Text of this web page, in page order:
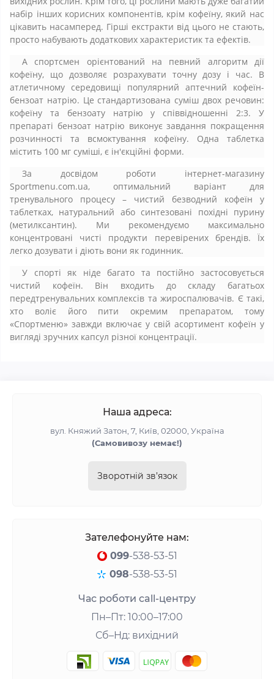
набір інших корисних компонентів, крім кофеїну, який нас
цікавить насамперед. Гірші екстракти від цього не стають,
просто набувають додаткових характеристик та ефектів.
А спортсмен орієнтований на певний алгоритм дії
кофеїну, що дозволяє розрахувати точну дозу і час. В
атлетичному середовищі популярний аптечний кофеїн-
бензоат натрію. Це стандартизована суміш двох речовин:
кофеїну та бензоату натрію у співвідношенні 2:3. У
препараті бензоат натрію виконує завдання покращення
розчинності та всмоктування кофеїну. Одна таблетка
містить 100 мг суміші, є ін'єкційні форми.
За досвідом роботи інтернет-магазину
Sportmenu.com.ua, оптимальний варіант для
тренувального процесу – чистий безводний кофеїн у
таблетках, натуральний або синтезовані похідні пурину
(метилксантин). Ми рекомендуємо максимально
концентровані чисті продукти перевірених брендів. Їх
легко дозувати і діють вони як годинник.
У спорті як ніде багато та постійно застосовується
чистий кофеїн. Він входить до складу багатьох
передтренувальних комплексів та жироспалювачів. Є такі,
хто воліє його пити окремим препаратом, тому
«Спортменю» завжди включає у свій асортимент кофеїн у
вигляді зручних капсул різної концентрації.
Наша адреса:
вул. Княжий Затон, 7, Київ, 02000, Україна
(Самовивозу немає!)
Зворотній зв’язок
Зателефонуйте нам:
099-538-53-51
098-538-53-51
Час роботи call-центру
Пн–Пт: 10:00–17:00
Сб–Нд: вихідний